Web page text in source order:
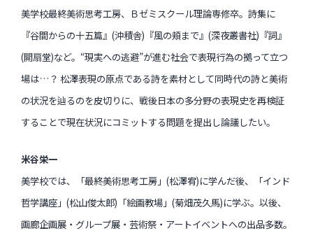
美学校最終美術思考工房、Ｂゼミスクール理論専修卒。詩集に
『谷間からの十五篇』(沖積舎)『風の頬まで』(深夜叢書社)『詞』
(開扇堂)など。“現実への逃避”が進む社会で表現行為の拠って立つ
場は…？ 松澤表現の原点である詩を素材として同時代の詩と美術
の状況を辿るのを皮切りに、戦後日本の多分野の表現史を再検証
することで現在状況にコミットする問題を提出し論議したい。
米谷栄一
美学校では、「最終美術思考工房」(松澤宥)に学んだ後、「インド
哲学講座」(松山俊太郎)「絵画教場」(菊畑茂久馬)に学ぶ。以後、
画廊企画展・グループ展・芸術祭・アートイベントへの出品多数。